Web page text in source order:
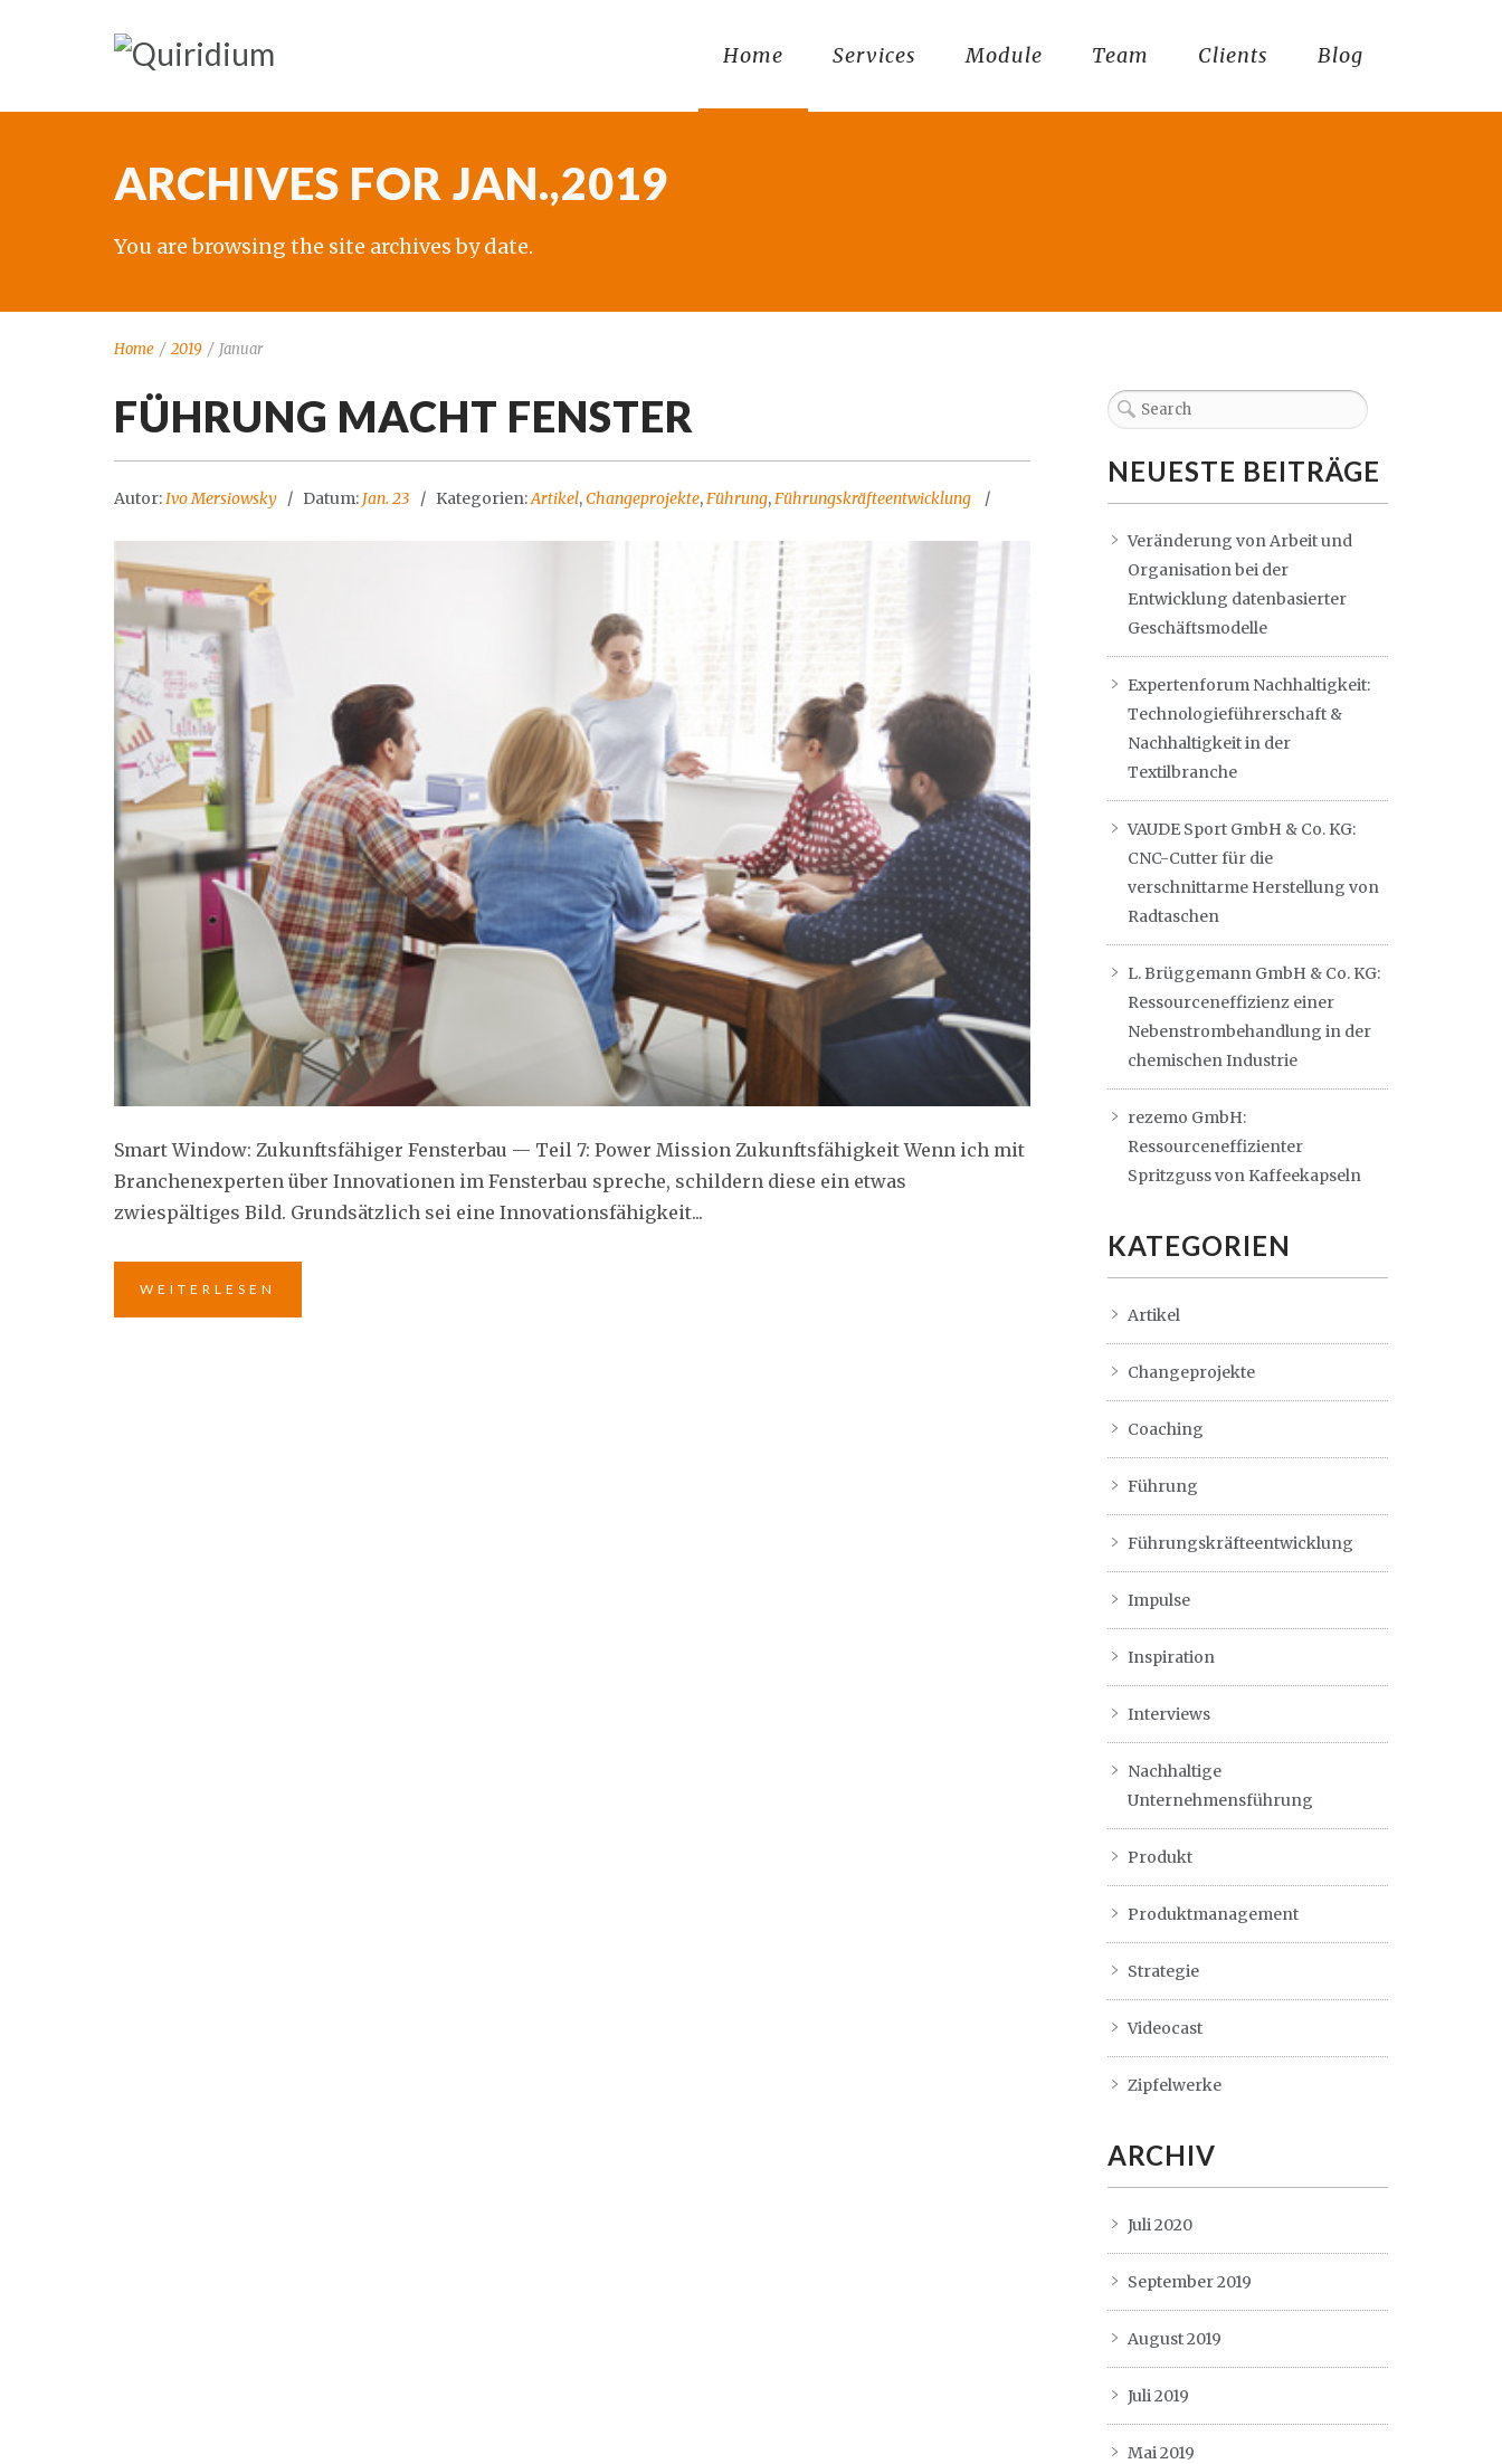
Home Services Module Team Clients Blog
ARCHIVES FOR JAN.,2019
You are browsing the site archives by date.
Home / 2019 / Januar
FÜHRUNG MACHT FENSTER
Autor:Ivo Mersiowsky Datum: Jan. 23 Kategorien:Artikel,Changeprojekte,Führung,Führungskräfteentwicklung
Smart Window: Zukunftsfähiger Fensterbau — Teil 7: Power Mission Zukunftsfähigkeit Wenn ich mit
Branchenexperten über Innovationen im Fensterbau spreche, schildern diese ein etwas
zwiespältiges Bild. Grundsätzlich sei eine Innovationsfähigkeit...
WEITERLESEN
NEUESTE BEITRÄGE
Veränderung von Arbeit und
Organisation bei der
Entwicklung datenbasierter
Geschäftsmodelle
Expertenforum Nachhaltigkeit:
Technologieführerschaft &
Nachhaltigkeit in der
Textilbranche
VAUDE Sport GmbH & Co. KG:
CNC-Cutter für die
verschnittarme Herstellung von
Radtaschen
L. Brüggemann GmbH & Co. KG:
Ressourceneffizienz einer
Nebenstrombehandlung in der
chemischen Industrie
rezemo GmbH:
Ressourceneffizienter
Spritzguss von Kaffeekapseln
KATEGORIEN
Artikel
Changeprojekte
Coaching
Führung
Führungskräfteentwicklung
Impulse
Inspiration
Interviews
Nachhaltige
Unternehmensführung
Produkt
Produktmanagement
Strategie
Videocast
Zipfelwerke
ARCHIV
Juli 2020
September 2019
August 2019
Juli 2019
Mai 2019